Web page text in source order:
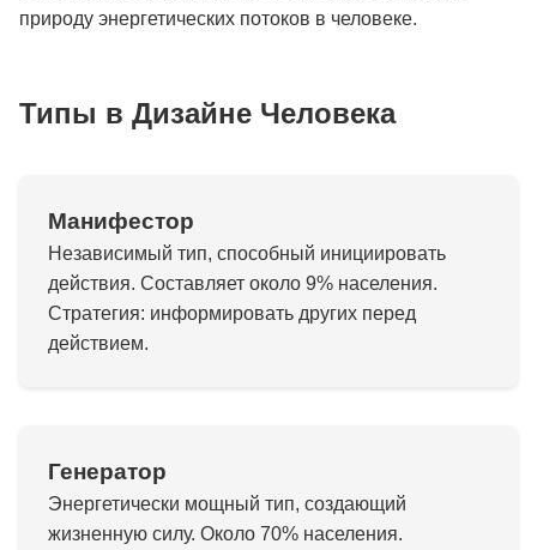
природу энергетических потоков в человеке.
Типы в Дизайне Человека
Манифестор
Независимый тип, способный инициировать
действия. Составляет около 9% населения.
Стратегия: информировать других перед
действием.
Генератор
Энергетически мощный тип, создающий
жизненную силу. Около 70% населения.